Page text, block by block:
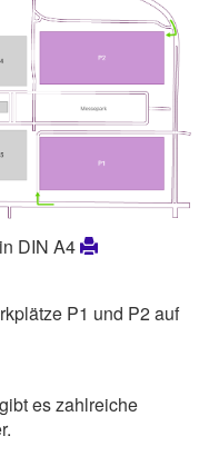
DIN A4
P1 und P2 auf
es zahlreiche